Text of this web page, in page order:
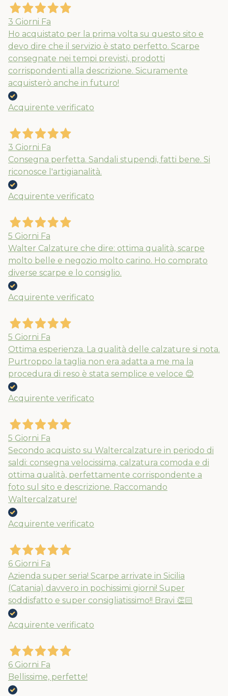
3 Giorni Fa
Ho acquistato per la prima volta su questo sito e
devo dire che il servizio è stato perfetto. Scarpe
consegnate nei tempi previsti, prodotti
corrispondenti alla descrizione. Sicuramente
acquisterò anche in futuro!
Acquirente verificato
3 Giorni Fa
Consegna perfetta. Sandali stupendi, fatti bene. Si
riconosce l'artigianalità.
Acquirente verificato
5 Giorni Fa
Walter Calzature che dire: ottima qualità, scarpe
molto belle e negozio molto carino. Ho comprato
diverse scarpe e lo consiglio.
Acquirente verificato
5 Giorni Fa
Ottima esperienza. La qualità delle calzature si nota.
Purtroppo la taglia non era adatta a me ma la
procedura di reso è stata semplice e veloce 😊
Acquirente verificato
5 Giorni Fa
Secondo acquisto su Waltercalzature in periodo di
saldi: consegna velocissima, calzatura comoda e di
ottima qualità, perfettamente corrispondente a
foto sul sito e descrizione. Raccomando
Waltercalzature!
Acquirente verificato
6 Giorni Fa
Azienda super seria! Scarpe arrivate in Sicilia
(Catania) davvero in pochissimi giorni! Super
soddisfatto e super consigliatissimo!! Bravi 👏🏻
Acquirente verificato
6 Giorni Fa
Bellissime, perfette!